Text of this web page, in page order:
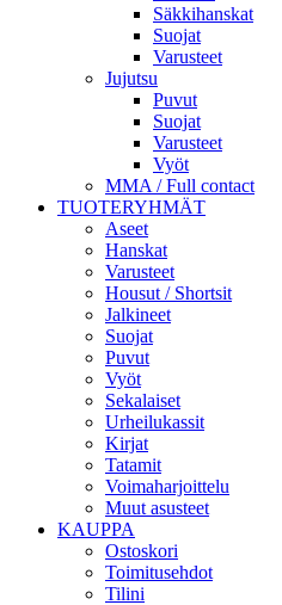
Säkkihanskat
Suojat
Varusteet
Jujutsu
Puvut
Suojat
Varusteet
Vyöt
MMA / Full contact
TUOTERYHMÄT
Aseet
Hanskat
Varusteet
Housut / Shortsit
Jalkineet
Suojat
Puvut
Vyöt
Sekalaiset
Urheilukassit
Kirjat
Tatamit
Voimaharjoittelu
Muut asusteet
KAUPPA
Ostoskori
Toimitusehdot
Tilini